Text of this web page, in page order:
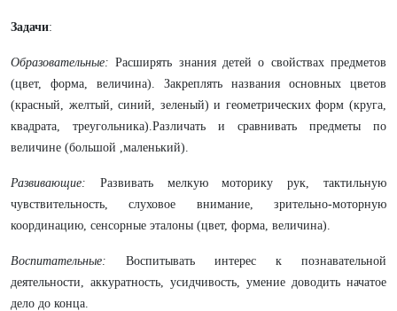
Задачи:
Образовательные: Расширять знания детей о свойствах предметов
(цвет, форма, величина). Закреплять названия основных цветов
(красный, желтый, синий, зеленый) и геометрических форм (круга,
квадрата, треугольника).Различать и сравнивать предметы по
величине (большой ,маленький).
Развивающие: Развивать мелкую моторику рук, тактильную
чувствительность, слуховое внимание, зрительно-моторную
координацию, сенсорные эталоны (цвет, форма, величина).
Воспитательные: Воспитывать интерес к познавательной
деятельности, аккуратность, усидчивость, умение доводить начатое
дело до конца.